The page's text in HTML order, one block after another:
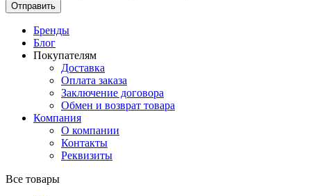
Отправить
Бренды
Блог
Покупателям
Доставка
Оплата заказа
Заключение договора
Обмен и возврат товара
Компания
О компании
Контакты
Реквизиты
Все товары